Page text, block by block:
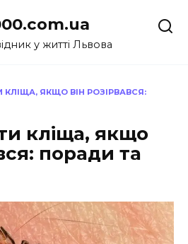
у житті Львова
КЛІЩА, ЯКЩО ВІН РОЗІРВАВСЯ:
кліща, якщо
поради та